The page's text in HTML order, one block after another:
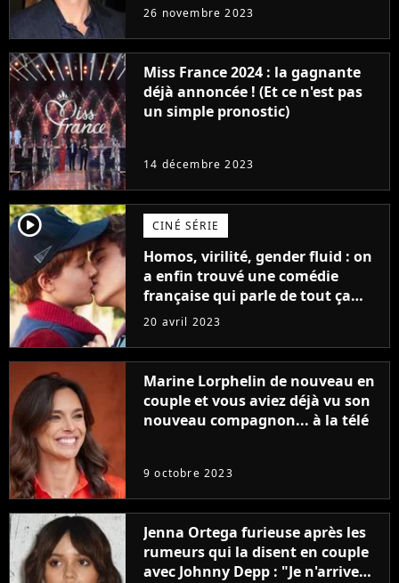
réaction des acteurs de Fast and
26 novembre 2023
Miss France 2024 : la gagnante
déjà annoncée ! (Et ce n'est pas
un simple pronostic)
14 décembre 2023
player2 CINÉ SÉRIE
Homos, virilité, gender fluid : on
a enfin trouvé une comédie
française qui parle de tout ça
sans être super ringarde
20 avril 2023
Marine Lorphelin de nouveau en
couple et vous aviez déjà vu son
nouveau compagnon... à la télé
9 octobre 2023
Jenna Ortega furieuse après les
rumeurs qui la disent en couple
avec Johnny Depp : "Je n'arrive